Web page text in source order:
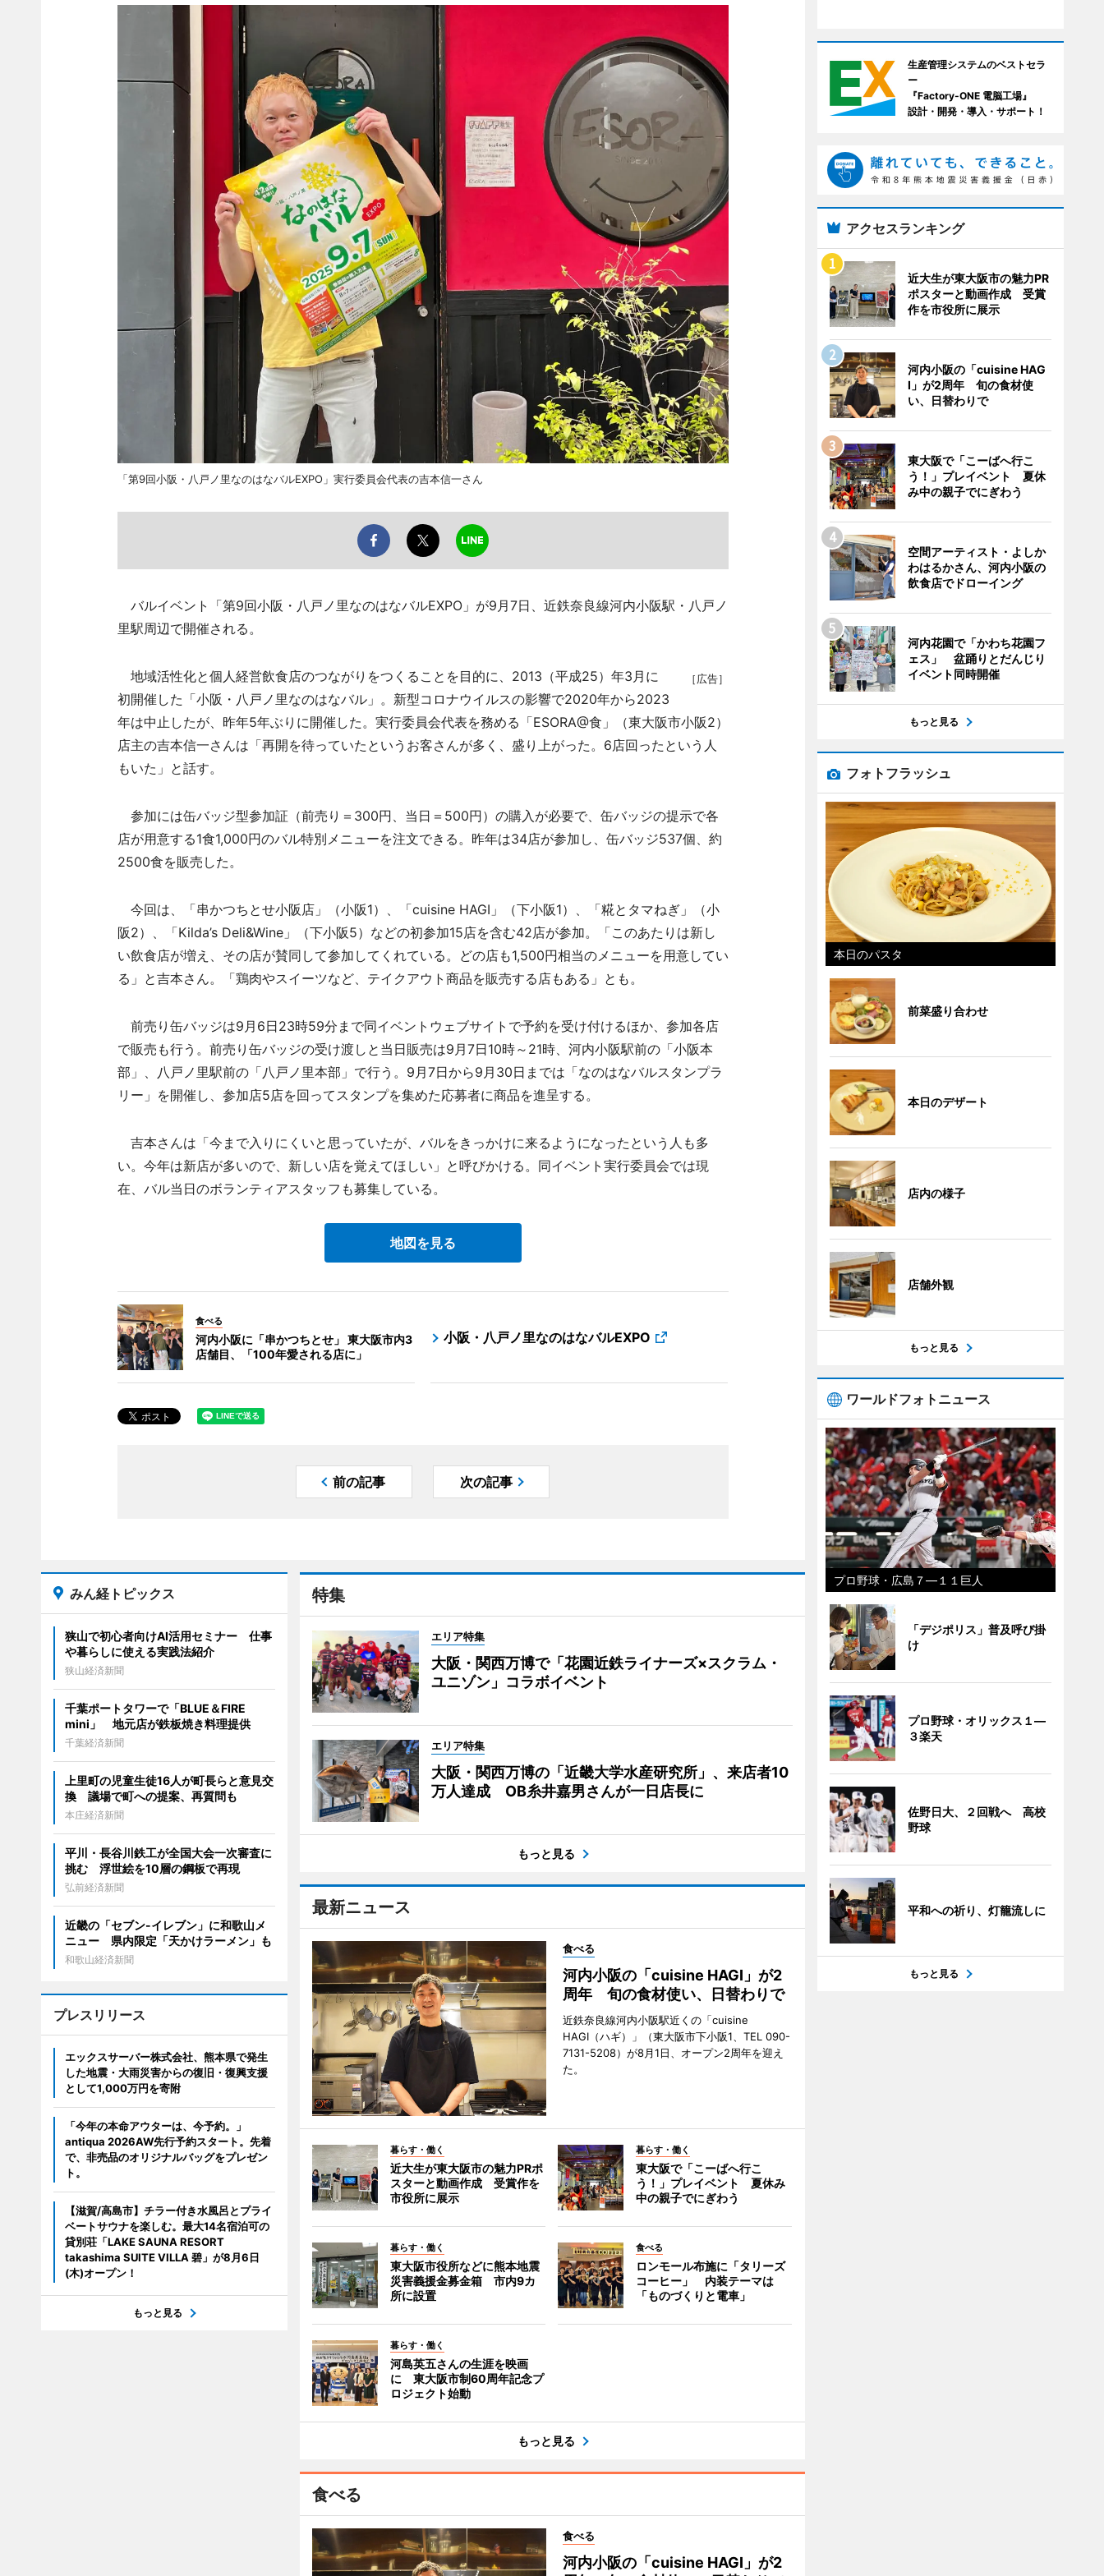
「第9回小阪・八戸ノ里なのはなバルEXPO」実行委員会代表の吉本信一さん
バルイベント「第9回小阪・八戸ノ里なのはなバルEXPO」が9月7日、近鉄奈良線河内小阪駅・八戸ノ
里駅周辺で開催される。
［広告］
地域活性化と個人経営飲食店のつながりをつくることを目的に、2013（平成25）年3月に
初開催した「小阪・八戸ノ里なのはなバル」。新型コロナウイルスの影響で2020年から2023
年は中止したが、昨年5年ぶりに開催した。実行委員会代表を務める「ESORA@食」（東大阪市小阪2）
店主の吉本信一さんは「再開を待っていたというお客さんが多く、盛り上がった。6店回ったという人
もいた」と話す。
参加には缶バッジ型参加証（前売り＝300円、当日＝500円）の購入が必要で、缶バッジの提示で各
店が用意する1食1,000円のバル特別メニューを注文できる。昨年は34店が参加し、缶バッジ537個、約
2500食を販売した。
今回は、「串かつちとせ小阪店」（小阪1）、「cuisine HAGI」（下小阪1）、「糀とタマねぎ」（小
阪2）、「Kilda’s Deli&Wine」（下小阪5）などの初参加15店を含む42店が参加。「このあたりは新し
い飲食店が増え、その店が賛同して参加してくれている。どの店も1,500円相当のメニューを用意してい
る」と吉本さん。「鶏肉やスイーツなど、テイクアウト商品を販売する店もある」とも。
前売り缶バッジは9月6日23時59分まで同イベントウェブサイトで予約を受け付けるほか、参加各店
で販売も行う。前売り缶バッジの受け渡しと当日販売は9月7日10時～21時、河内小阪駅前の「小阪本
部」、八戸ノ里駅前の「八戸ノ里本部」で行う。9月7日から9月30日までは「なのはなバルスタンプラ
リー」を開催し、参加店5店を回ってスタンプを集めた応募者に商品を進呈する。
吉本さんは「今まで入りにくいと思っていたが、バルをきっかけに来るようになったという人も多
い。今年は新店が多いので、新しい店を覚えてほしい」と呼びかける。同イベント実行委員会では現
在、バル当日のボランティアスタッフも募集している。
地図を見る
食べる
河内小阪に「串かつちとせ」 東大阪市内3
店舗目、「100年愛される店に」
小阪・八戸ノ里なのはなバルEXPO
前の記事 次の記事
特集
エリア特集
大阪・関西万博で「花園近鉄ライナーズ×スクラム・
ユニゾン」コラボイベント
エリア特集
大阪・関西万博の「近畿大学水産研究所」、来店者10
万人達成 OB糸井嘉男さんが一日店長に
もっと見る
最新ニュース
食べる
河内小阪の「cuisine HAGI」が2
周年 旬の食材使い、日替わりで
近鉄奈良線河内小阪駅近くの「cuisine
HAGI（ハギ）」（東大阪市下小阪1、TEL 090-
7131-5208）が8月1日、オープン2周年を迎え
た。
暮らす・働く
近大生が東大阪市の魅力PRポ
スターと動画作成 受賞作を
市役所に展示
暮らす・働く
東大阪で「こーばへ行こ
う！」プレイベント 夏休み
中の親子でにぎわう
暮らす・働く
東大阪市役所などに熊本地震
災害義援金募金箱 市内9カ
所に設置
食べる
ロンモール布施に「タリーズ
コーヒー」 内装テーマは
「ものづくりと電車」
暮らす・働く
河島英五さんの生涯を映画
に 東大阪市制60周年記念プ
ロジェクト始動
もっと見る
食べる
食べる
河内小阪の「cuisine HAGI」が2
みん経トピックス
狭山で初心者向けAI活用セミナー 仕事
や暮らしに使える実践法紹介
狭山経済新聞
千葉ポートタワーで「BLUE＆FIRE
mini」 地元店が鉄板焼き料理提供
千葉経済新聞
上里町の児童生徒16人が町長らと意見交
換 議場で町への提案、再質問も
本庄経済新聞
平川・長谷川鉄工が全国大会一次審査に
挑む 浮世絵を10層の鋼板で再現
弘前経済新聞
近畿の「セブン-イレブン」に和歌山メ
ニュー 県内限定「天かけラーメン」も
和歌山経済新聞
プレスリリース
エックスサーバー株式会社、熊本県で発生
した地震・大雨災害からの復旧・復興支援
として1,000万円を寄附
「今年の本命アウターは、今予約。」
antiqua 2026AW先行予約スタート。先着
で、非売品のオリジナルバッグをプレゼン
ト。
【滋賀/高島市】チラー付き水風呂とプライ
ベートサウナを楽しむ。最大14名宿泊可の
貸別荘「LAKE SAUNA RESORT
takashima SUITE VILLA 碧」が8月6日
(木)オープン！
もっと見る
生産管理システムのベストセラ
ー
『Factory-ONE 電脳工場』
設計・開発・導入・サポート！
アクセスランキング
近大生が東大阪市の魅力PR
ポスターと動画作成 受賞
作を市役所に展示
河内小阪の「cuisine HAG
I」が2周年 旬の食材使
い、日替わりで
東大阪で「こーばへ行こ
う！」プレイベント 夏休
み中の親子でにぎわう
空間アーティスト・よしか
わはるかさん、河内小阪の
飲食店でドローイング
河内花園で「かわち花園フ
ェス」 盆踊りとだんじり
イベント同時開催
もっと見る
フォトフラッシュ
本日のパスタ
前菜盛り合わせ
本日のデザート
店内の様子
店舗外観
もっと見る
ワールドフォトニュース
プロ野球・広島７―１１巨人
「デジポリス」普及呼び掛
け
プロ野球・オリックス１―
３楽天
佐野日大、２回戦へ 高校
野球
平和への祈り、灯籠流しに
もっと見る